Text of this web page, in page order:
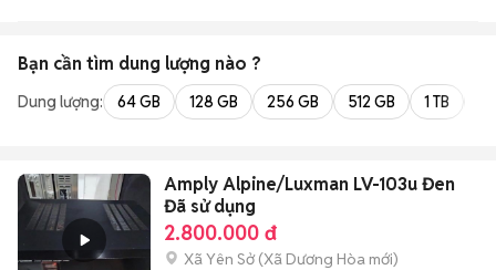
Bạn cần tìm dung lượng nào ?
Dung lượng: 64 GB 128 GB 256 GB 512 GB 1 TB
Amply Alpine/Luxman LV-103u Đen
Đã sử dụng
2.800.000 đ
Xã Yên Sở(Xã Dương Hòa mới)